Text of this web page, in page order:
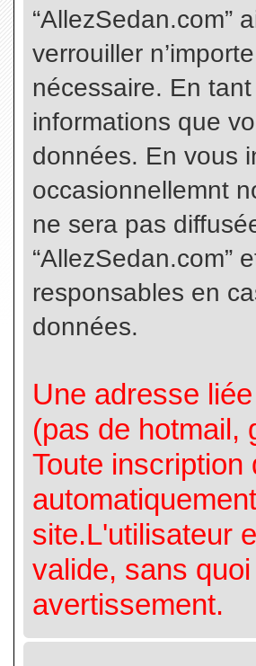
“AllezSedan.com”
verrouiller
nécessaire. En
informations que
données. En vous
occasionnellemnt
ne sera pas
“AllezSedan.com”
responsables en
données.
Une adresse
(pas de hotmail,
Toute
site.L'utilisateur
valide, sans
avertissement.